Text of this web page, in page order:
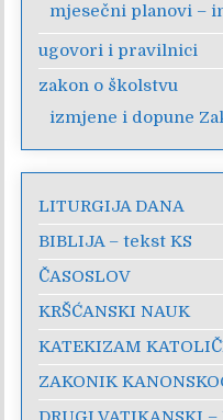
mjesečni planovi –
ugovori i pravilnici
zakon o školstvu
izmjene i dopune
LITURGIJA DANA
BIBLIJA – tekst KS
ČASOSLOV
KRŠĆANSKI NAUK
KATEKIZAM
ZAKONIK